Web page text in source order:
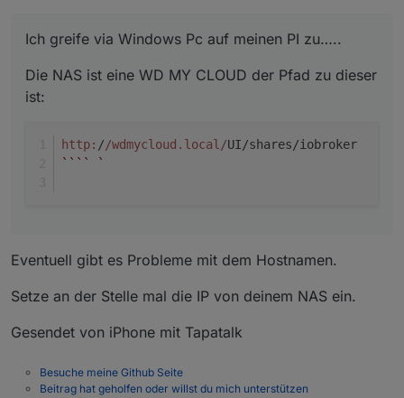
Ich greife via Windows Pc auf meinen PI zu…..
Die NAS ist eine WD MY CLOUD der Pfad zu dieser
ist:
http: //wdmycloud.local/UI/shares/iobroker
`` `` `
Eventuell gibt es Probleme mit dem Hostnamen.
Setze an der Stelle mal die IP von deinem NAS ein.
Gesendet von iPhone mit Tapatalk
Besuche meine Github Seite
Beitrag hat geholfen oder willst du mich unterstützen